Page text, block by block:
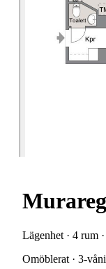
Lägenhet · 4 rum
Omöblerat · 3-